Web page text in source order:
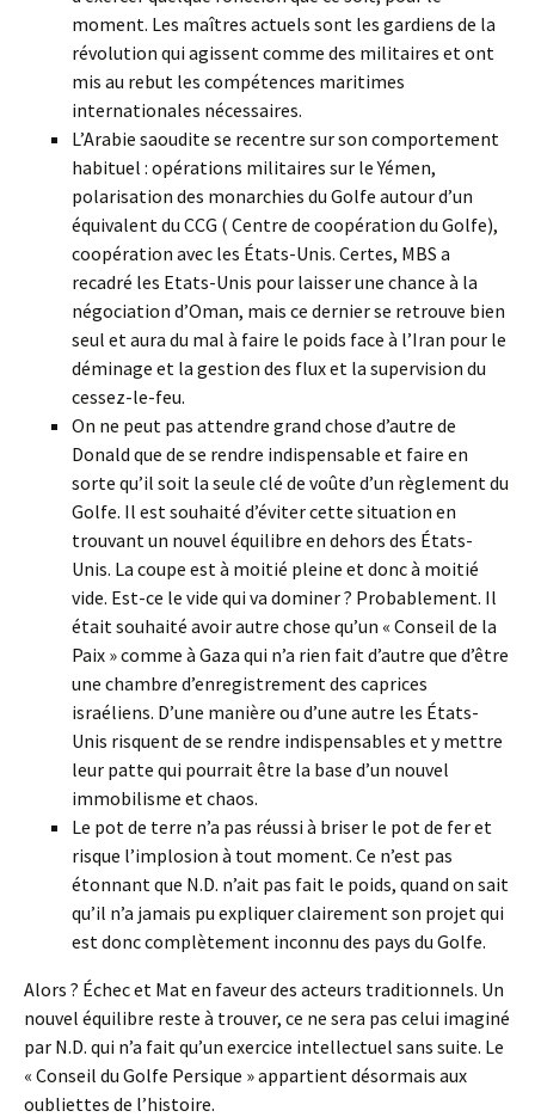
moment. Les maîtres actuels sont les gardiens de la
révolution qui agissent comme des militaires et ont
mis au rebut les compétences maritimes
internationales nécessaires.
L’Arabie saoudite se recentre sur son comportement
habituel : opérations militaires sur le Yémen,
polarisation des monarchies du Golfe autour d’un
équivalent du CCG ( Centre de coopération du Golfe),
coopération avec les États-Unis. Certes, MBS a
recadré les Etats-Unis pour laisser une chance à la
négociation d’Oman, mais ce dernier se retrouve bien
seul et aura du mal à faire le poids face à l’Iran pour le
déminage et la gestion des flux et la supervision du
cessez-le-feu.
On ne peut pas attendre grand chose d’autre de
Donald que de se rendre indispensable et faire en
sorte qu’il soit la seule clé de voûte d’un règlement du
Golfe. Il est souhaité d’éviter cette situation en
trouvant un nouvel équilibre en dehors des États-
Unis. La coupe est à moitié pleine et donc à moitié
vide. Est-ce le vide qui va dominer ? Probablement. Il
était souhaité avoir autre chose qu’un « Conseil de la
Paix » comme à Gaza qui n’a rien fait d’autre que d’être
une chambre d’enregistrement des caprices
israéliens. D’une manière ou d’une autre les États-
Unis risquent de se rendre indispensables et y mettre
leur patte qui pourrait être la base d’un nouvel
immobilisme et chaos.
Le pot de terre n’a pas réussi à briser le pot de fer et
risque l’implosion à tout moment. Ce n’est pas
étonnant que N.D. n’ait pas fait le poids, quand on sait
qu’il n’a jamais pu expliquer clairement son projet qui
est donc complètement inconnu des pays du Golfe.
Alors ? Échec et Mat en faveur des acteurs traditionnels. Un
nouvel équilibre reste à trouver, ce ne sera pas celui imaginé
par N.D. qui n’a fait qu’un exercice intellectuel sans suite. Le
« Conseil du Golfe Persique » appartient désormais aux
oubliettes de l’histoire.